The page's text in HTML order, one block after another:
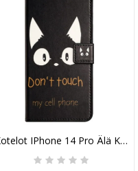
IPhone 14 Pro Älä